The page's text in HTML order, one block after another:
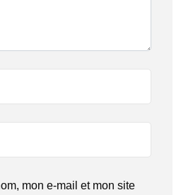
mon e-mail et mon site